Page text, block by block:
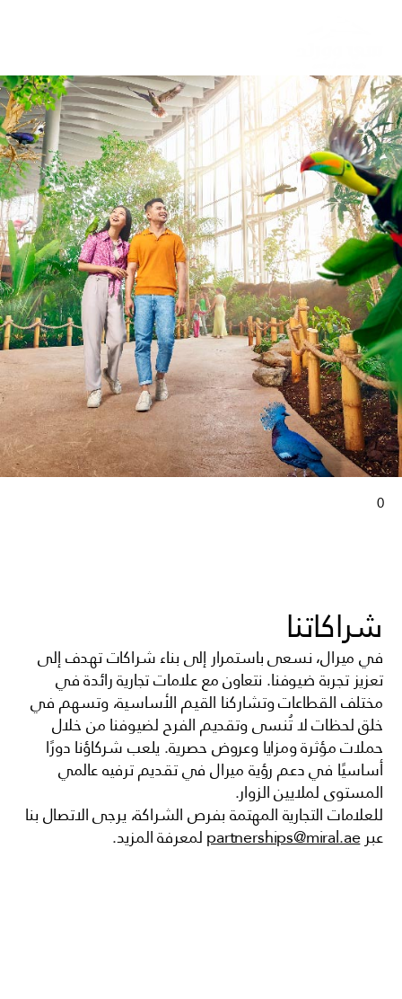
0
شراكاتنا
في ميرال، نسعى باستمرار إلى بناء شراكات تهدف إلى
تعزيز تجربة ضيوفنا. نتعاون مع علامات تجارية رائدة في
مختلف القطاعات وتشاركنا القيم الأساسية، وتسهم في
خلق لحظات لا تُنسى وتقديم الفرح لضيوفنا من خلال
حملات مؤثرة ومزايا وعروض حصرية. يلعب شركاؤنا دورًا
أساسيًا في دعم رؤية ميرال في تقديم ترفيه عالمي
المستوى لملايين الزوار.
للعلامات التجارية المهتمة بفرص الشراكة، يرجى الاتصال بنا
عبرpartnerships@miral.aeلمعرفة المزيد.